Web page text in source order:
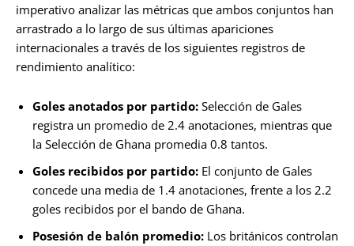
imperativo analizar las métricas que ambos conjuntos han
arrastrado a lo largo de sus últimas apariciones
internacionales a través de los siguientes registros de
rendimiento analítico:
Goles anotados por partido: Selección de Gales
registra un promedio de 2.4 anotaciones, mientras que
la Selección de Ghana promedia 0.8 tantos.
Goles recibidos por partido: El conjunto de Gales
concede una media de 1.4 anotaciones, frente a los 2.2
goles recibidos por el bando de Ghana.
Posesión de balón promedio: Los británicos controlan